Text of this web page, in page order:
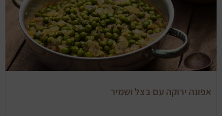
אפונה ירוקה עם בצל ושמיר